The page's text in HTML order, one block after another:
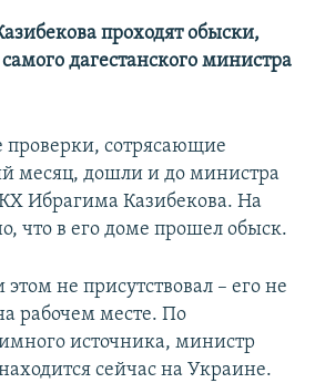
проходят обыски,
дагестанского министра
сотрясающие
месяц, дошли и до министра
Ибрагима Казибекова. На
что в его доме прошел обыск.
не присутствовал – его не
рабочем месте. По
источника, министр
сейчас на Украине.